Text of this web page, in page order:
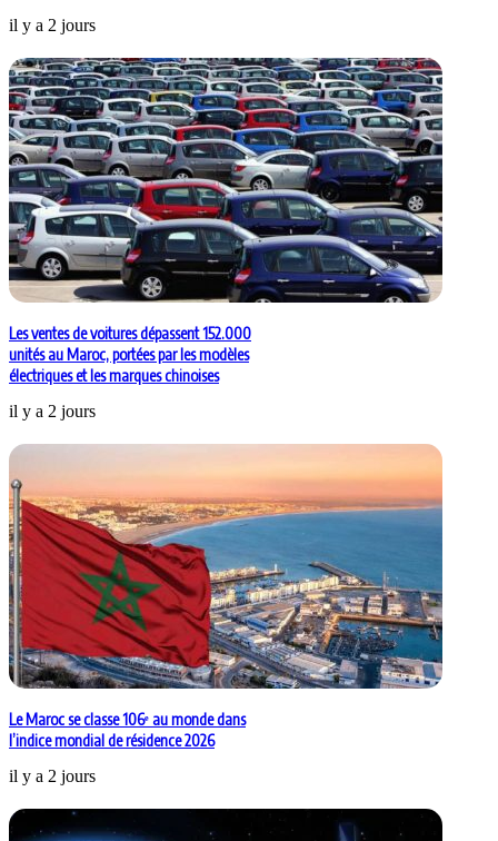
il y a 2 jours
Les ventes de voitures dépassent 152.000
unités au Maroc, portées par les modèles
électriques et les marques chinoises
il y a 2 jours
Le Maroc se classe 106ᵉ au monde dans
l’indice mondial de résidence 2026
il y a 2 jours